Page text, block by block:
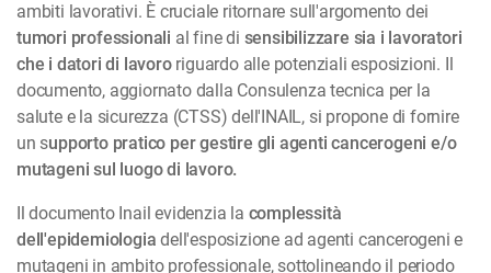
ambiti lavorativi. È cruciale ritornare sull'argomento dei
tumori professionali al fine di sensibilizzare sia i lavoratori
che i datori di lavoro riguardo alle potenziali esposizioni. Il
documento, aggiornato dalla Consulenza tecnica per la
salute e la sicurezza (CTSS) dell'INAIL, si propone di fornire
un supporto pratico per gestire gli agenti cancerogeni e/o
mutageni sul luogo di lavoro.
Il documento Inail evidenzia la complessità
dell'epidemiologia dell'esposizione ad agenti cancerogeni e
mutageni in ambito professionale, sottolineando il periodo